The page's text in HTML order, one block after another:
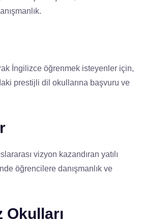
İngilizce öğrenmek isteyenler için,
prestijli dil okullarına başvuru ve
vizyon kazandıran yatılı
öğrencilere danışmanlık ve
Okulları